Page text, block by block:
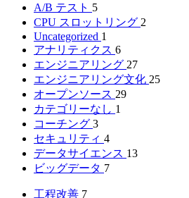
A/B テスト 5
CPU スロットリング 2
Uncategorized 1
アナリティクス 6
エンジニアリング 27
エンジニアリング文化 25
オープンソース 29
カテゴリーなし 1
コーチング 3
セキュリティ 4
データサイエンス 13
ビッグデータ 7
工程改善 7